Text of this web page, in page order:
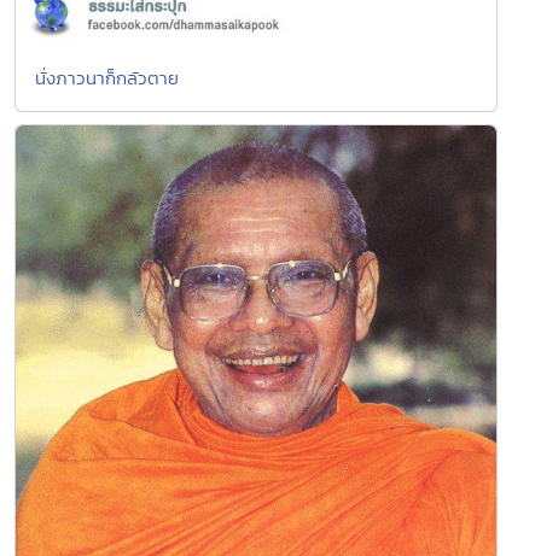
นั่งภาวนาก็กลัวตาย